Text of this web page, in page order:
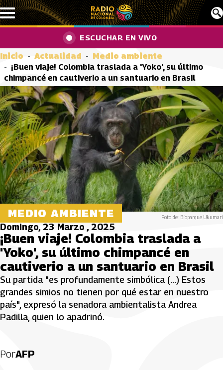
Pasar al contenido principal
ESCUCHAR EN VIVO
Inicio Actualidad
Medio ambiente
¡Buen viaje! Colombia traslada a 'Yoko', su último
chimpancé en cautiverio a un santuario en Brasil
MEDIO AMBIENTE Foto de: Bioparque Ukumarí
Domingo, 23 Marzo , 2025
¡Buen viaje! Colombia traslada a
'Yoko', su último chimpancé en
cautiverio a un santuario en Brasil
Su partida "es profundamente simbólica (...) Estos
grandes simios no tienen por qué estar en nuestro
país", expresó la senadora ambientalista Andrea
Padilla, quien lo apadrinó.
PorAFP